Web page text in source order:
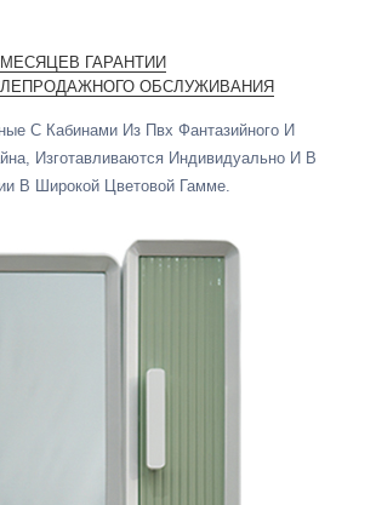
МЕСЯЦЕВ ГАРАНТИИ
ОБСЛУЖИВАНИЯ
С Кабинами Из Пвх Фантазийного И
Изготавливаются Индивидуально И В
В Широкой Цветовой Гамме.